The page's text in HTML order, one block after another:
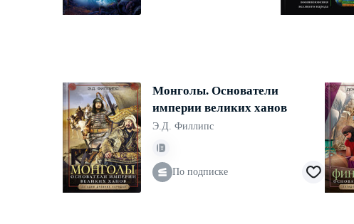
Монголы. Основатели
империи великих ханов
Э.Д. Филлипс
По подписке